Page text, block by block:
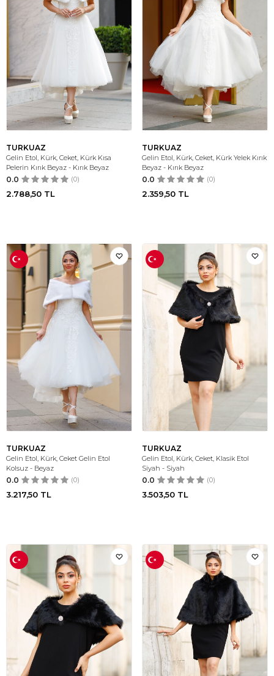
TURKUAZ
Gelin Etol, Kürk, Ceket, Kürk Kısa
Pelerin Kırık Beyaz - Kırık Beyaz
0.0 (0)
2.788,50 TL
TURKUAZ
Gelin Etol, Kürk, Ceket, Kürk Yelek Kırık
Beyaz - Kırık Beyaz
0.0 (0)
2.359,50 TL
TURKUAZ
Gelin Etol, Kürk, Ceket Gelin Etol
Kolsuz - Beyaz
0.0 (0)
3.217,50 TL
TURKUAZ
Gelin Etol, Kürk, Ceket, Klasik Etol
Siyah - Siyah
0.0 (0)
3.503,50 TL